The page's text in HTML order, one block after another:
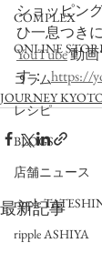
COMPLEX
ONLINE
コラム
レシピ
BLOGS
店舗ニュース
ripple
ripple ASHIYA
ショッピン
ひ一息つき
YouTube 動画
す： https://
JOURNEY
最新記事